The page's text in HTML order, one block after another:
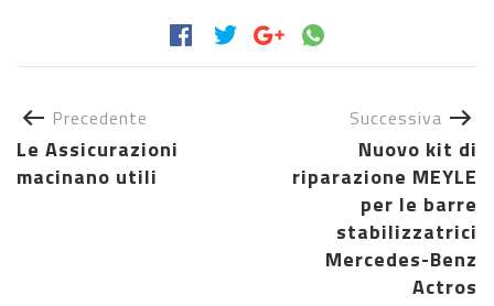
Precedente
Le Assicurazioni
macinano utili
Successiva
Nuovo kit di
riparazione MEYLE
per le barre
stabilizzatrici
Mercedes-Benz
Actros